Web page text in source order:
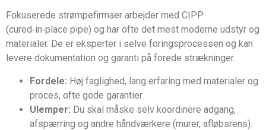
Fokuserede strømpefirmaer arbejder med CIPP
(cured‑in‑place pipe) og har ofte det mest moderne udstyr og
materialer. De er eksperter i selve foringsprocessen og kan
levere dokumentation og garanti på forede strækninger.
Fordele: Høj faglighed, lang erfaring med materialer og
proces, ofte gode garantier.
Ulemper: Du skal måske selv koordinere adgang,
afspærring og andre håndværkere (murer, afløbsrens).